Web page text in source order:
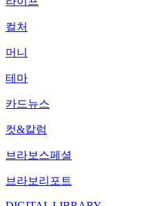
컬처
머니
테마
카드뉴스
컷&칼럼
브라보스페셜
브라보리포트